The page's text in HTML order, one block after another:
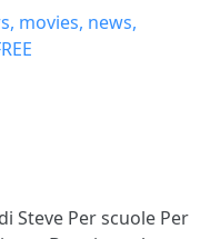
Steve Per scuole Per